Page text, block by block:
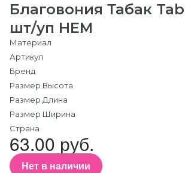
Благовония Табак
шт/уп HEM
Материал
Артикул
Бренд
Размер Высота
Размер Длина
Размер Ширина
Страна
63.00 руб.
Нет в наличии